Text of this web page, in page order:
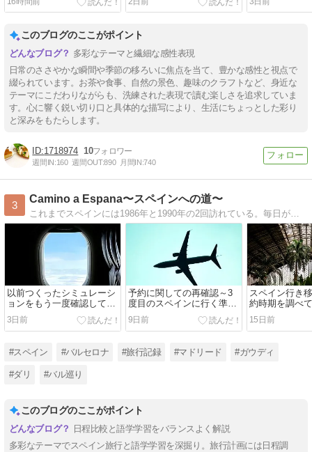
このブログのここがポイント
多彩なテーマと繊細な感性表現
日常のささやかな瞬間や季節の移ろいに焦点を当て、豊かな感性と視点で
綴られています。お茶や食事、自然の景色、趣味のクラフトなど、身近な
テーマにこだわりながらも、洗練された表現で讀む楽しさを追求していま
す。心に響く鋭い切り口と具体的な描写により、生活にちょっとした彩り
と深みをもたらします。
1718974 10
週間IN:160 週間OUT:890 月間IN:740
3
Camino a Espana〜スペインへの道〜
これまでスペインには1986年と1990年の2回訪れている。毎日が日曜日になったら今度こそゆっくり行こうとここまで来たけれど、まだしばらく月曜日はやってくる。とは言えもうそんなに先のことでもないからそろそろ準備を始めようと思ったわけで。
以前つくったシミュレーシ
ョンをもう一度確認してみ
た～出発・マドリード到着
な2日間～3度目のスペイン
に行く準備 9
3日前
予約に関しての再確認～3
度目のスペインに行く準備
8
9日前
スペイン行き
約時期を調べ
目のスペイン
15日前
#スペイン #バルセロナ #旅行記録 #マドリード #ガウディ
#ダリ #バル巡り
このブログのここがポイント
日程比較と語学学習をバランスよく解説
多彩なテーマでスペイン旅行と語学学習を深掘り。旅行計画には日程調